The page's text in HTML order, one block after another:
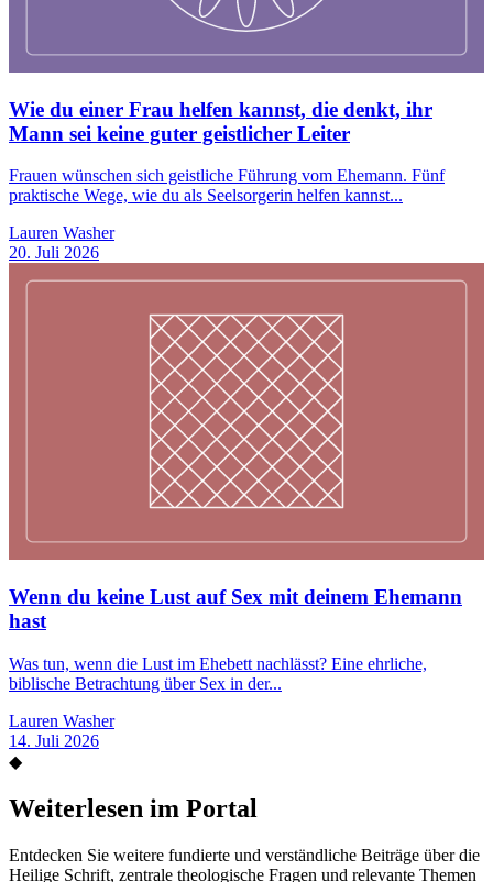
Wie du einer Frau helfen kannst, die denkt, ihr
Mann sei keine guter geistlicher Leiter
Frauen wünschen sich geistliche Führung vom Ehemann. Fünf
praktische Wege, wie du als Seelsorgerin helfen kannst...
Lauren Washer
20. Juli 2026
Wenn du keine Lust auf Sex mit deinem Ehemann
hast
Was tun, wenn die Lust im Ehebett nachlässt? Eine ehrliche,
biblische Betrachtung über Sex in der...
Lauren Washer
14. Juli 2026
◆
Weiterlesen im Portal
Entdecken Sie weitere fundierte und verständliche Beiträge über die
Heilige Schrift, zentrale theologische Fragen und relevante Themen